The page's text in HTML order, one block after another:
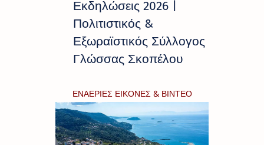
Εκδηλώσεις 2026 |
Πολιτιστικός &
Εξωραϊστικός Σύλλογος
Γλώσσας Σκοπέλου
ΕΝΑΕΡΙΕΣ ΕΙΚΟΝΕΣ & ΒΙΝΤΕΟ